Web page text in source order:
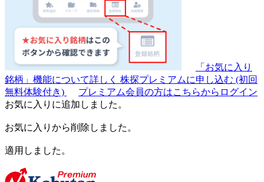
「お気に入り
銘柄」機能について詳しく 株探プレミアムに申し込む (初回
無料体験付き)
プレミアム会員の方はこちらからログイン
お気に入りに追加しました。
お気に入りから削除しました。
適用しました。